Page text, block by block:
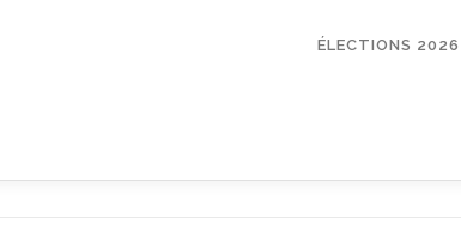
ÉLECTIONS 2026